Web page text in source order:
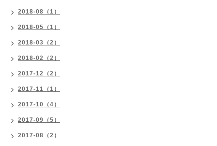
2018-08（1）
2018-05（1）
2018-03（2）
2018-02（2）
2017-12（2）
2017-11（1）
2017-10（4）
2017-09（5）
2017-08（2）